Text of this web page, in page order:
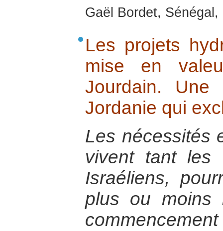
Gaël Bordet,
Les projets
mise en
Jourdain. Une
Jordanie qui
Les nécessités
vivent tant les
Israéliens,
plus ou moins